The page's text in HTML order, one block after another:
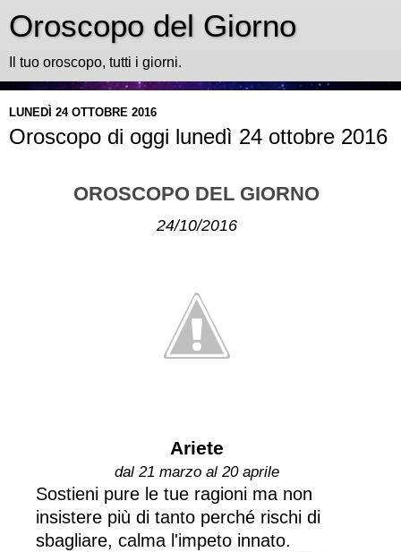
Oroscopo del Giorno
Il tuo oroscopo, tutti i giorni.
LUNEDÌ 24 OTTOBRE 2016
Oroscopo di oggi lunedì 24 ottobre 2016
OROSCOPO DEL GIORNO
24/10/2016
Ariete
dal 21 marzo al 20 aprile
Sostieni pure le tue ragioni ma non
insistere più di tanto perché rischi di
sbagliare, calma l'impeto innato.